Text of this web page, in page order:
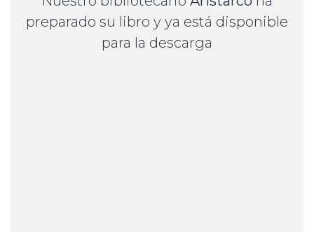
preparado su libro y ya está disponible
para la descarga